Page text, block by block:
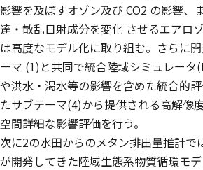
影響を及ぼすオゾン及び CO2 の影響、
達・散乱日射成分を変化 させるエアロ
は高度なモデル化に取り組む。さらに
ーマ (1)と共同で統合陸域シミュレータ
や洪水・渇水等の影響を含めた統合的
たサブテーマ(4)から提供される高解像
空間詳細な影響評価を行う。
次に2の水田からのメタン排出量推計で
が開発してきた陸域生態系物質循環モ